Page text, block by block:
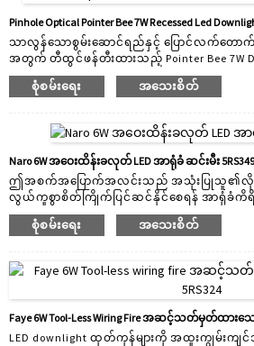
Pinhole Optical Pointer Bee 7W Recessed Led
သာလွန်သောစွမ်းဆောင်ရည်နှင့် ပြောင်လက်တောက်
အတွက် တီထွင်ဖန်တီးထားသည့် Pointer Bee 7W
downlight ထုတ်ကုန်များကို အထူးကျွမ်းကျင်သူ
အလင်းရောင်၏အနာဂတ်ကို ရှာဖွေလိုက်ပါ။ လူနေရ
ဖြေရှင်းချက်ကို ဖန်တီးရန်အတွက် အဆင့်မီနည်းပည
ပေါင်းစပ်ထားသည်။ သော့ချက်အင်္ဂါရပ်များ- တိ
အနည်းငယ်မျှသာ ယိုဖိတ်မှုနှင့်အတူ အာရုံစူးစိုက်မှုရှိ
ပြီး ဗိသုကာဆိုင်ရာ အသေးစိတ်များ သို့မဟုတ် တိကျ
ထိုးပြရန်အတွက် ပြီးပြည့်စုံစေသည်...
စုံစမ်းရေး အသေးစိတ်
Naro 6W အဝေးထိန်းခလုတ် LED အာရုံခံ ဆင်းမီး 5RS349
ဤအစက်အပြောက်အလင်းသည် အသုံးပြုသူ၏လို
လွယ်ကူစွာစိတ်ကြိုက်ပြင်ဆင်နိုင်စေရန် အာရုံခံကိ
များစွာနှင့် ချိန်ညှိနိုင်သောအရောင်အပူချိန်ရွေးချ
ထားသည်။ လှုပ်ရှားမှုကို မတွေ့မိသောအခါတွင် ၎င်
နှင့် လက်ဖရီးပြောင်းခြင်း၏ အဆင်ပြေမှုသည် အာ
အတွက် အကောင်းဆုံးအကြောင်းရင်းများဖြစ်
အာရုံခံကိရိယာများကို ဆောက်လုပ်ရေးနှင့် အစားထို
အတွက် ကုန်ကျစရိတ်သက်သာသော အဖြေတစ်ခုဖြ
စုံစမ်းရေး အသေးစိတ်
Faye 6W Tool-Less Wiring Fire အဆင့်သတ်မှတ်ထားသော
LED downlight ထုတ်ကုန်များကို အထူးကျွမ်းကျ